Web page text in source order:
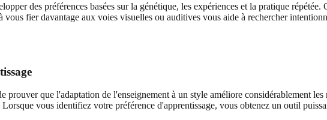
des préférences basées sur la génétique, les expériences et la pratique
fier davantage aux voies visuelles ou auditives vous aide à rechercher
prouver que l'adaptation de l'enseignement à un style améliore considérablement
vous identifiez votre préférence d'apprentissage, vous obtenez un outil